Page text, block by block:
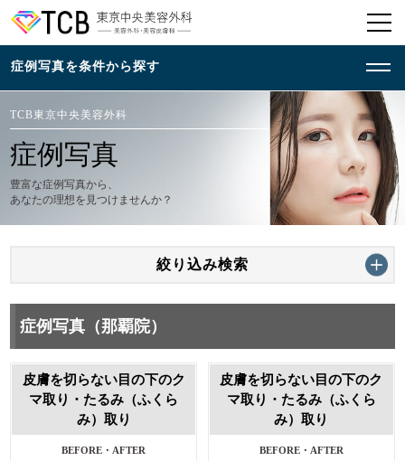
TCB東京中央美容外科
症例写真
豊富な症例写真から、
あなたの理想を見つけませんか？
絞り込み検索
症例写真（那覇院）
皮膚を切らない目の下のク
マ取り・たるみ（ふくら
み）取り
BEFORE・AFTER
皮膚を切らない目の下のク
マ取り・たるみ（ふくら
み）取り